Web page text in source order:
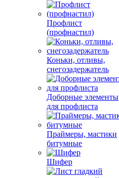
Профлист
(профнастил)
Коньки, отливы,
снегозадержатель
Доборные элементы
для профлиста
Праймеры, мастики
битумные
Шифер